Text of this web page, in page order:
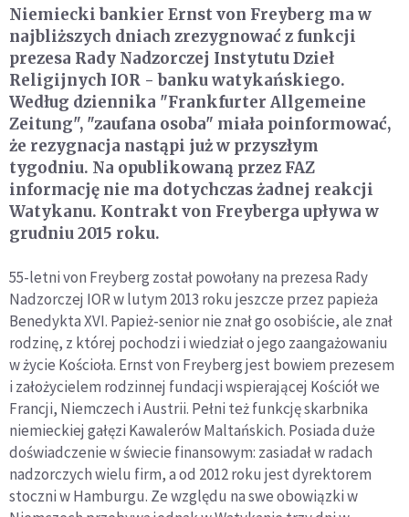
Niemiecki bankier Ernst von Freyberg ma w
najbliższych dniach zrezygnować z funkcji
prezesa Rady Nadzorczej Instytutu Dzieł
Religijnych IOR - banku watykańskiego.
Według dziennika "Frankfurter Allgemeine
Zeitung", "zaufana osoba" miała poinformować,
że rezygnacja nastąpi już w przyszłym
tygodniu. Na opublikowaną przez FAZ
informację nie ma dotychczas żadnej reakcji
Watykanu. Kontrakt von Freyberga upływa w
grudniu 2015 roku.
55-letni von Freyberg został powołany na prezesa Rady
Nadzorczej IOR w lutym 2013 roku jeszcze przez papieża
Benedykta XVI. Papież-senior nie znał go osobiście, ale znał
rodzinę, z której pochodzi i wiedział o jego zaangażowaniu
w życie Kościoła. Ernst von Freyberg jest bowiem prezesem
i założycielem rodzinnej fundacji wspierającej Kościół we
Francji, Niemczech i Austrii. Pełni też funkcję skarbnika
niemieckiej gałęzi Kawalerów Maltańskich. Posiada duże
doświadczenie w świecie finansowym: zasiadał w radach
nadzorczych wielu firm, a od 2012 roku jest dyrektorem
stoczni w Hamburgu. Ze względu na swe obowiązki w